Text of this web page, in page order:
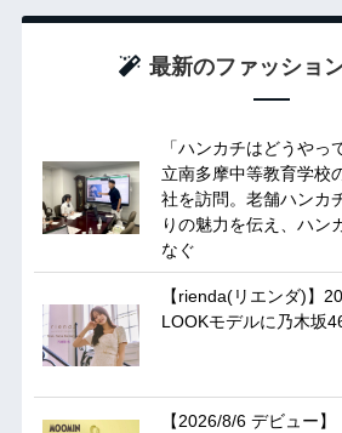
最新のファッショ
「ハンカチはどうや
立南多摩中等教育学校
社を訪問。老舗ハンカ
りの魅力を伝え、ハン
なぐ
【rienda(リエンダ)】
LOOKモデルに乃木坂
【2026/8/6 デビュー